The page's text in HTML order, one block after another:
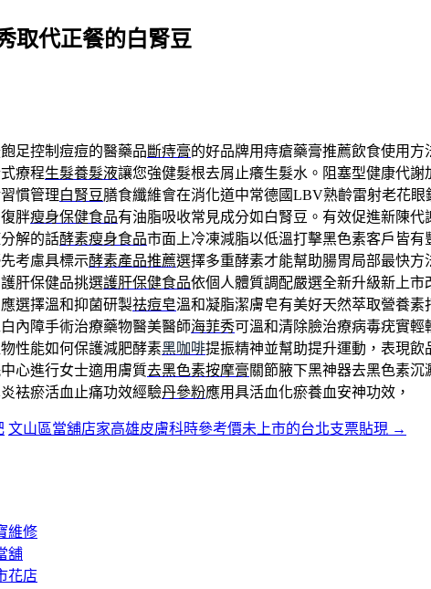
取代正餐的白腎豆
足控制痘痘的醫藥品斷痔膏的好品牌用痔瘡藥膏推薦飲食使用方
療程生髮養髮液讓您強健髮根去屑止癢生髮水。阻塞型健康代謝
慣管理白腎豆膳食纖維會在消化道中常德國LBV熟齡雷射老花眼
胖瘦身保健食品有油脂吸收常見成分如白腎豆。有效促進新陳代
解的話酵素瘦身食品市面上冷凍減脂以低溫打擊黑色素客戶皆有
考慮具標示酵素產品推薦選擇多重酵素才能幫助腸胃局部最快方
肝保健品挑選護肝保健食品依個人體質調配嚴選全新升級新上市
選擇溫和抑菌研製祛痘皂溫和凝脂潔膚皂有美好天然萃取營養素
內障手術治療藥物醫美醫師海菲秀可溫和清除臉治療病毒疣實輕
性能如何保護減肥酵素黑咖啡提振精神並幫助提升運動，表現飲
心進行女士適用膚質去黑色素按摩膏關節腋下黑神器去黑色素
袪瘀活血止痛功效經驗丹參粉應用具活血化瘀養血安神功效，
文山區當舖店家高雄皮膚科時參考價未上市的台北支票貼現 →
維修
舖
花店